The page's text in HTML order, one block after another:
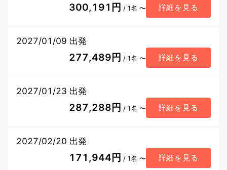
300,191円 / 1名 〜 詳細を見る
2027/01/09 出発
277,489円 / 1名 〜 詳細を見る
2027/01/23 出発
287,288円 / 1名 〜 詳細を見る
2027/02/20 出発
171,944円 / 1名 〜 詳細を見る